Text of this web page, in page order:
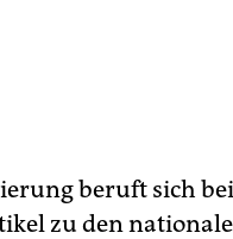
beruft sich
zu den